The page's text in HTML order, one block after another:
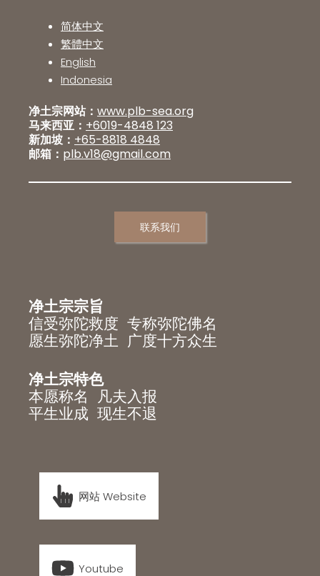
简体中文
繁體中文
English
Indonesia
净土宗网站： www.plb-sea.org
马来西亚： +6019-4848 123
新加坡： +65-8818 4848
邮箱： plb.v18@gmail.com
联系我们
净土宗宗旨
信受弥陀救度 专称弥陀佛名
愿生弥陀净土 广度十方众生
净土宗特色
本愿称名 凡夫入报
平生业成 现生不退
网站 Website
Youtube